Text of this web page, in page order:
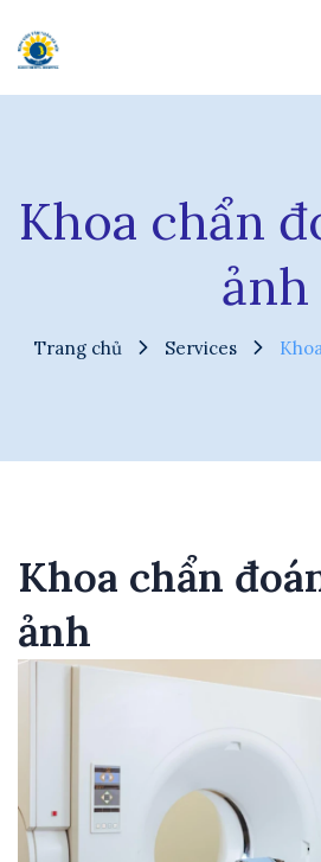
Khoa chẩn
ảnh
Trang chủ Services
Khoa chẩn
ảnh